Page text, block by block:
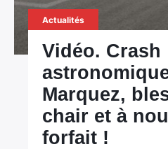
Actualités
Vidéo. Crash
Marquez,
chair et à
forfait !